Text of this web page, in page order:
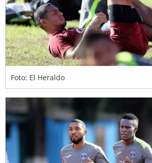
Foto: El Heraldo